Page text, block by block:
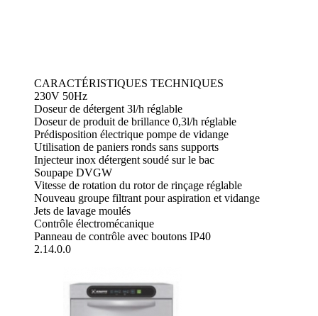
CARACTÉRISTIQUES TECHNIQUES
230V 50Hz
Doseur de détergent 3l/h réglable
Doseur de produit de brillance 0,3l/h réglable
Prédisposition électrique pompe de vidange
Utilisation de paniers ronds sans supports
Injecteur inox détergent soudé sur le bac
Soupape DVGW
Vitesse de rotation du rotor de rinçage réglable
Nouveau groupe filtrant pour aspiration et vidange
Jets de lavage moulés
Contrôle électromécanique
Panneau de contrôle avec boutons IP40
2.14.0.0